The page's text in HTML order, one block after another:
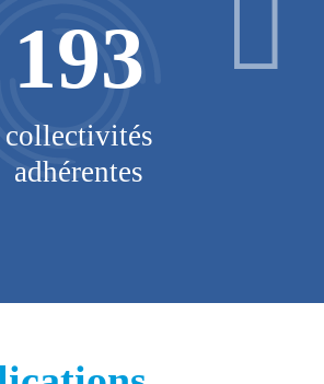
193
collectivités
adhérentes